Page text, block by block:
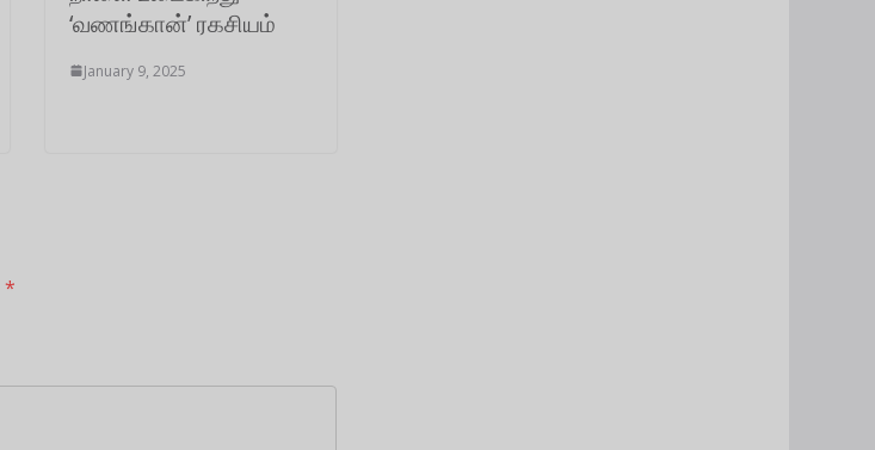
‘வணங்கான்’ ரகசியம்
January 9, 2025
*